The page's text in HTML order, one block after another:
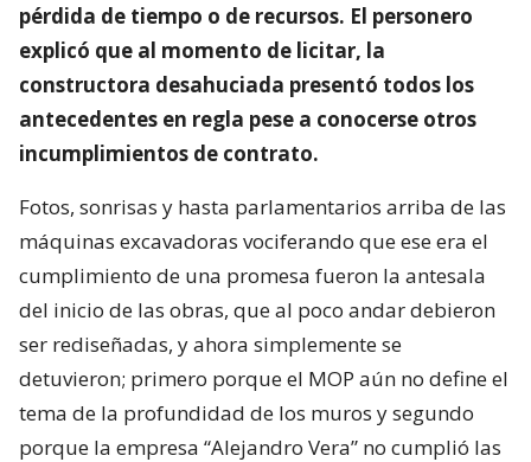
pérdida de tiempo o de recursos. El personero
explicó que al momento de licitar, la
constructora desahuciada presentó todos los
antecedentes en regla pese a conocerse otros
incumplimientos de contrato.
Fotos, sonrisas y hasta parlamentarios arriba de las
máquinas excavadoras vociferando que ese era el
cumplimiento de una promesa fueron la antesala
del inicio de las obras, que al poco andar debieron
ser rediseñadas, y ahora simplemente se
detuvieron; primero porque el MOP aún no define el
tema de la profundidad de los muros y segundo
porque la empresa “Alejandro Vera” no cumplió las